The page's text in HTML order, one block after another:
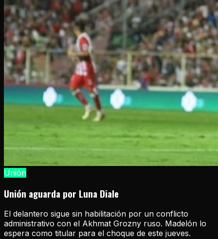
Unión
Unión aguarda por Luna Diale
El delantero sigue sin habilitación por un conflicto
administrativo con el Akhmat Grozny ruso. Madelón lo
espera como titular para el choque de este jueves.